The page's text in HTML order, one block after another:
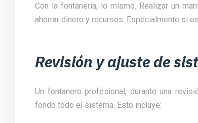
Con la fontanería, lo mismo. Realizar un
ahorrar dinero y recursos. Especialmente si
Revisión y ajuste de
Un fontanero profesional, durante una
fondo todo el sistema. Esto incluye: